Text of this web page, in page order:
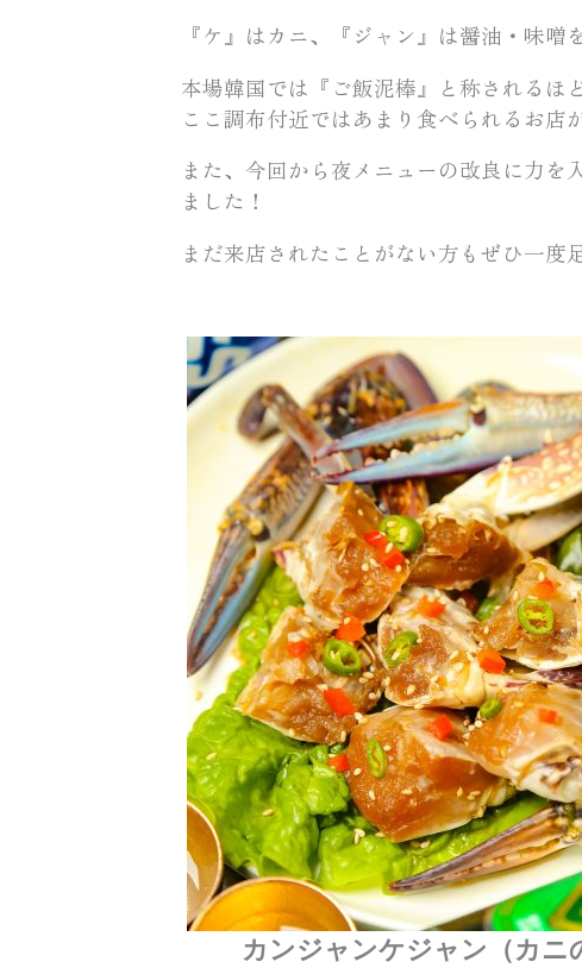
『ケ』はカニ、『ジャン』は醤油・味
本場韓国では『ご飯泥棒』と称されるほ
ここ調布付近ではあまり食べられるお店
また、今回から夜メニューの改良に力
ました！
まだ来店されたことがない方もぜひ一度
カンジャンケジャン（カニ